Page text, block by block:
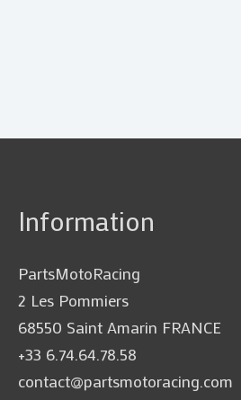
Information
PartsMotoRacing
2 Les Pommiers
68550 Saint Amarin FRANCE
+33 6.74.64.78.58
contact@partsmotoracing.com